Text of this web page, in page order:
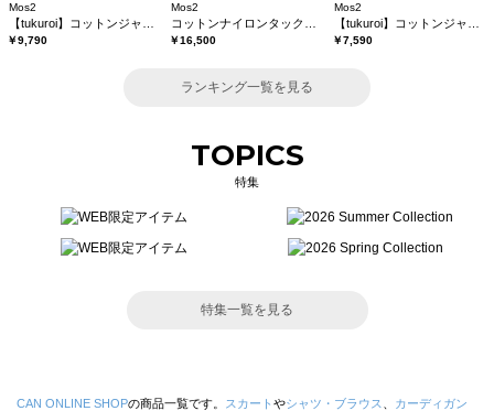
Mos2
￥9,790
Mos2
￥16,500
Mos2
￥7,590
ランキング一覧を見る
TOPICS
特集
特集一覧を見る
CAN ONLINE SHOPの商品一覧です。 スカート やシャツ・ブラウス
カーディガン